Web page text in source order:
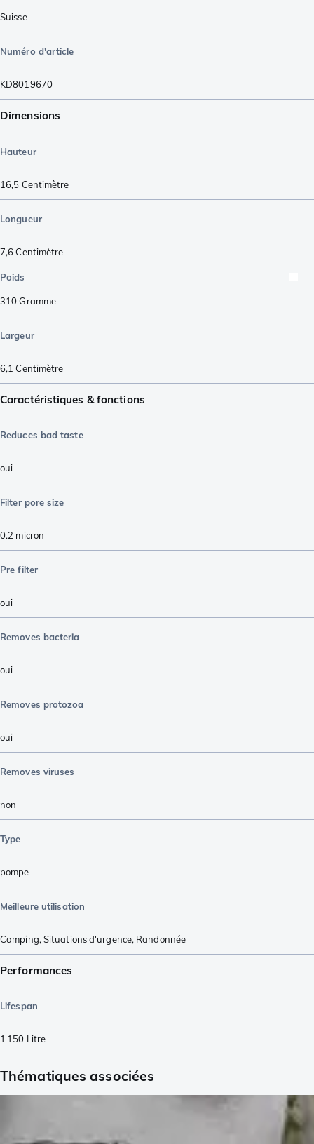
Suisse
Numéro d'article
KD8019670
Dimensions
Hauteur
16,5 Centimètre
Longueur
7,6Centimètre
Poids
310Gramme
Largeur
6,1 Centimètre
Caractéristiques & fonctions
Reduces bad taste
oui
Filter pore size
0.2 micron
Pre filter
oui
Removes bacteria
oui
Removes protozoa
oui
Removes viruses
non
Type
pompe
Meilleure utilisation
Camping, Situations d'urgence, Randonnée
Performances
Lifespan
1 150 Litre
Thématiques associées